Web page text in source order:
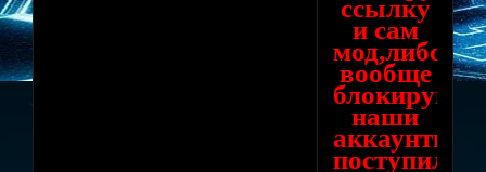
ссылку
и сам
мод,либо
вообще
блокируют
наши
поступил